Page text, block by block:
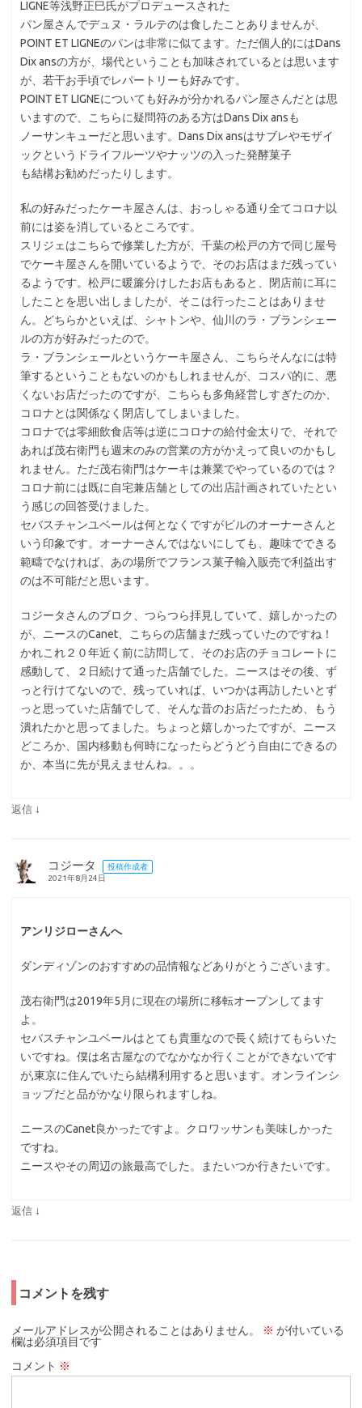
LIGNE等浅野正巳氏がプロデュースされた
パン屋さんでデュヌ・ラルテのは食したことありませんが、
POINT ET LIGNEのパンは非常に似てます。ただ個人的にはDans
Dix ansの方が、場代ということも加味されているとは思います
が、若干お手頃でレパートリーも好みです。
POINT ET LIGNEについても好みが分かれるパン屋さんだとは思
いますので、こちらに疑問符のある方はDans Dix ansも
ノーサンキューだと思います。Dans Dix ansはサブレやモザイ
ックというドライフルーツやナッツの入った発酵菓子
も結構お勧めだったりします。
私の好みだったケーキ屋さんは、おっしゃる通り全てコロナ以
前には姿を消しているところです。
スリジェはこちらで修業した方が、千葉の松戸の方で同じ屋号
でケーキ屋さんを開いているようで、そのお店はまだ残ってい
るようです。松戸に暖簾分けしたお店もあると、閉店前に耳に
したことを思い出しましたが、そこは行ったことはありませ
ん。どちらかといえば、シャトンや、仙川のラ・ブランシェー
ルの方が好みだったので。
ラ・ブランシェールというケーキ屋さん、こちらそんなには特
筆するということもないのかもしれませんが、コスパ的に、悪
くないお店だったのですが、こちらも多角経営しすぎたのか、
コロナとは関係なく閉店してしまいました。
コロナでは零細飲食店等は逆にコロナの給付金太りで、それで
あれば茂右衛門も週末のみの営業の方がかえって良いのかもし
れません。ただ茂右衛門はケーキは兼業でやっているのでは？
コロナ前には既に自宅兼店舗としての出店計画されていたとい
う感じの回答受けました。
セバスチャンユベールは何となくですがビルのオーナーさんと
いう印象です。オーナーさんではないにしても、趣味でできる
範疇でなければ、あの場所でフランス菓子輸入販売で利益出す
のは不可能だと思います。
コジータさんのブロク、つらつら拝見していて、嬉しかったの
が、ニースのCanet、こちらの店舗まだ残っていたのですね！
かれこれ２０年近く前に訪問して、そのお店のチョコレートに
感動して、２日続けて通った店舗でした。ニースはその後、ず
っと行けてないので、残っていれば、いつかは再訪したいとず
っと思っていた店舗でして、そんな昔のお店だったため、もう
潰れたかと思ってました。ちょっと嬉しかったですが、ニース
どころか、国内移動も何時になったらどうどう自由にできるの
か、本当に先が見えませんね。。。
返信 ↓
コジータ
投稿作成者
2021年8月24日
アンリジローさんへ
ダンディゾンのおすすめの品情報などありがとうございます。
茂右衛門は2019年5月に現在の場所に移転オープンしてます
よ。
セバスチャンユベールはとても貴重なので長く続けてもらいた
いですね。僕は名古屋なのでなかなか行くことができないです
が,東京に住んでいたら結構利用すると思います。オンラインシ
ョップだと品がかなり限られますしね。
ニースのCanet良かったですよ。クロワッサンも美味しかった
ですね。
ニースやその周辺の旅最高でした。またいつか行きたいです。
返信 ↓
コメントを残す
メールアドレスが公開されることはありません。 ※ が付いている
欄は必須項目です
コメント ※